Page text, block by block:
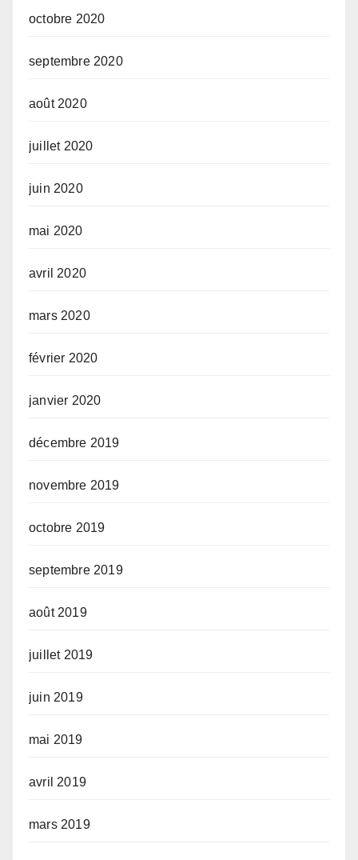
octobre 2020
septembre 2020
août 2020
juillet 2020
juin 2020
mai 2020
avril 2020
mars 2020
février 2020
janvier 2020
décembre 2019
novembre 2019
octobre 2019
septembre 2019
août 2019
juillet 2019
juin 2019
mai 2019
avril 2019
mars 2019